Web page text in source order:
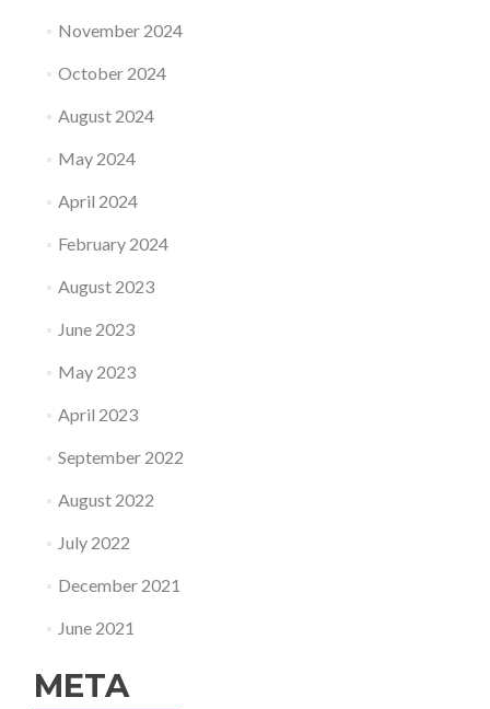
November 2024
October 2024
August 2024
May 2024
April 2024
February 2024
August 2023
June 2023
May 2023
April 2023
September 2022
August 2022
July 2022
December 2021
June 2021
META